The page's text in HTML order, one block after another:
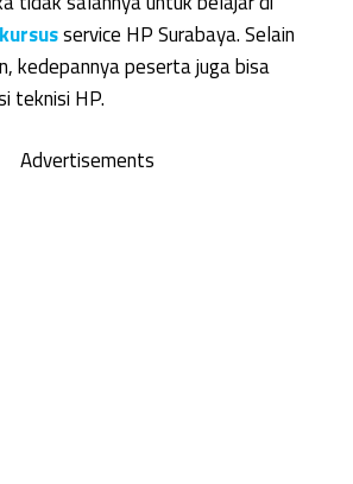
kursusservice HP Surabaya. Selain
kedepannya peserta juga bisa
teknisi HP.
Advertisements